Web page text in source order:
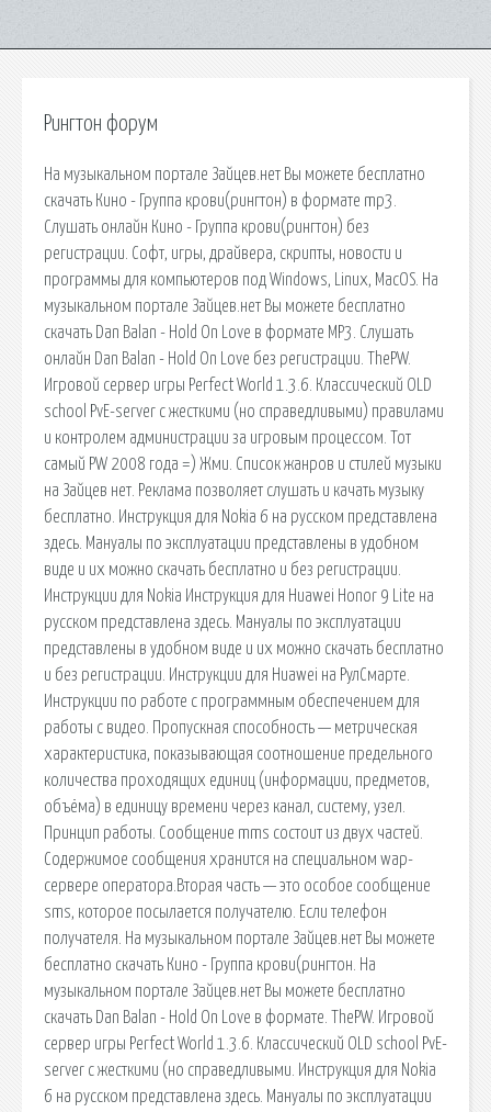
Рингтон форум
На музыкальном портале Зайцев.нет Вы можете бесплатно
скачать Кино - Группа крови(рингтон) в формате mp3.
Слушать онлайн Кино - Группа крови(рингтон) без
регистрации. Софт, игры, драйвера, скрипты, новости и
программы для компьютеров под Windows, Linux, MacOS. На
музыкальном портале Зайцев.нет Вы можете бесплатно
скачать Dan Balan - Hold On Love в формате MP3. Слушать
онлайн Dan Balan - Hold On Love без регистрации. ThePW.
Игровой сервер игры Perfect World 1.3.6. Классический OLD
school PvE-server с жесткими (но справедливыми) правилами
и контролем администрации за игровым процессом. Тот
самый PW 2008 года =) Жми. Список жанров и стилей музыки
на Зайцев нет. Реклама позволяет слушать и качать музыку
бесплатно. Инструкция для Nokia 6 на русском представлена
здесь. Мануалы по эксплуатации представлены в удобном
виде и их можно скачать бесплатно и без регистрации.
Инструкции для Nokia Инструкция для Huawei Honor 9 Lite на
русском представлена здесь. Мануалы по эксплуатации
представлены в удобном виде и их можно скачать бесплатно
и без регистрации. Инструкции для Huawei на РулСмарте.
Инструкции по работе с программным обеспечением для
работы с видео. Пропускная способность — метрическая
характеристика, показывающая соотношение предельного
количества проходящих единиц (информации, предметов,
объёма) в единицу времени через канал, систему, узел.
Принцип работы. Сообщение mms состоит из двух частей.
Содержимое сообщения хранится на специальном wap-
сервере оператора.Вторая часть — это особое сообщение
sms, которое посылается получателю. Если телефон
получателя. На музыкальном портале Зайцев.нет Вы можете
бесплатно скачать Кино - Группа крови(рингтон. На
музыкальном портале Зайцев.нет Вы можете бесплатно
скачать Dan Balan - Hold On Love в формате. ThePW. Игровой
сервер игры Perfect World 1.3.6. Классический OLD school PvE-
server с жесткими (но справедливыми. Инструкция для Nokia
6 на русском представлена здесь. Мануалы по эксплуатации